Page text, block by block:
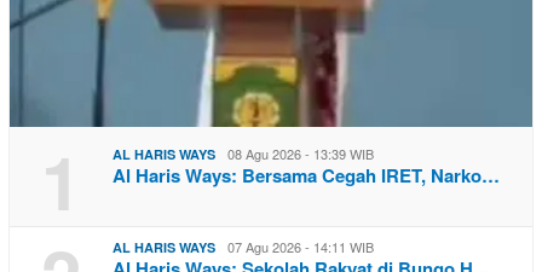
1 AL HARIS WAYS 08 Agu 2026 - 13:39 WIB
Al Haris Ways: Bersama Cegah IRET, Narko…
AL HARIS WAYS 07 Agu 2026 - 14:11 WIB